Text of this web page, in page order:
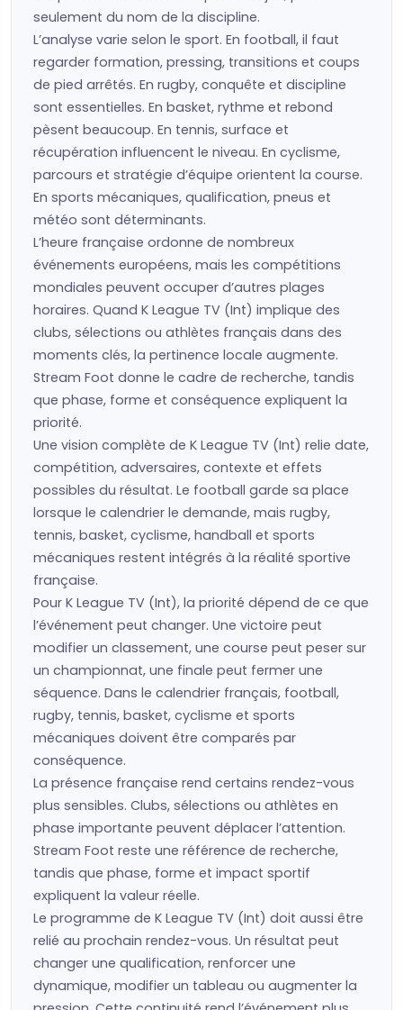
seulement du nom de la discipline.
L’analyse varie selon le sport. En football, il faut
regarder formation, pressing, transitions et coups
de pied arrêtés. En rugby, conquête et discipline
sont essentielles. En basket, rythme et rebond
pèsent beaucoup. En tennis, surface et
récupération influencent le niveau. En cyclisme,
parcours et stratégie d’équipe orientent la course.
En sports mécaniques, qualification, pneus et
météo sont déterminants.
L’heure française ordonne de nombreux
événements européens, mais les compétitions
mondiales peuvent occuper d’autres plages
horaires. Quand K League TV (Int) implique des
clubs, sélections ou athlètes français dans des
moments clés, la pertinence locale augmente.
Stream Foot donne le cadre de recherche, tandis
que phase, forme et conséquence expliquent la
priorité.
Une vision complète de K League TV (Int) relie date,
compétition, adversaires, contexte et effets
possibles du résultat. Le football garde sa place
lorsque le calendrier le demande, mais rugby,
tennis, basket, cyclisme, handball et sports
mécaniques restent intégrés à la réalité sportive
française.
Pour K League TV (Int), la priorité dépend de ce que
l’événement peut changer. Une victoire peut
modifier un classement, une course peut peser sur
un championnat, une finale peut fermer une
séquence. Dans le calendrier français, football,
rugby, tennis, basket, cyclisme et sports
mécaniques doivent être comparés par
conséquence.
La présence française rend certains rendez-vous
plus sensibles. Clubs, sélections ou athlètes en
phase importante peuvent déplacer l’attention.
Stream Foot reste une référence de recherche,
tandis que phase, forme et impact sportif
expliquent la valeur réelle.
Le programme de K League TV (Int) doit aussi être
relié au prochain rendez-vous. Un résultat peut
changer une qualification, renforcer une
dynamique, modifier un tableau ou augmenter la